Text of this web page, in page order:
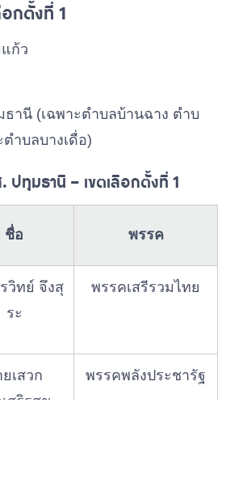
กตั้งที่ 1
ก้ว
ธานี (เฉพาะตําบลบ้านฉาง ตําบ
าบลบางเดื่อ)
ทุมธานี – เขตเลือกตั้งที่ 1
ชื่อ พรรค
วิทย์ จึงสุ
ระ
พรรคเสรีรวมไทย
เสวก
สริฐสุข
พรรคพลังประชารัฐ